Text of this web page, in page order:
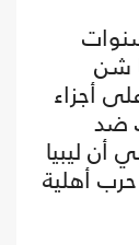
شن
أجزاء
ضد
أن ليبيا
أهلية